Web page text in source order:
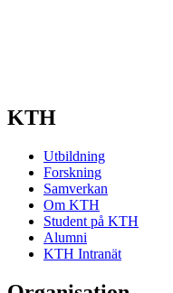
KTH
Utbildning
Forskning
Samverkan
Om KTH
Student på KTH
Alumni
KTH Intranät